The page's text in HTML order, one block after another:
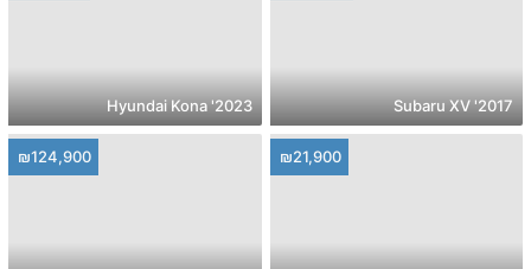
2017' Subaru XV
2023' Hyundai Kona
₪21,900
₪124,900